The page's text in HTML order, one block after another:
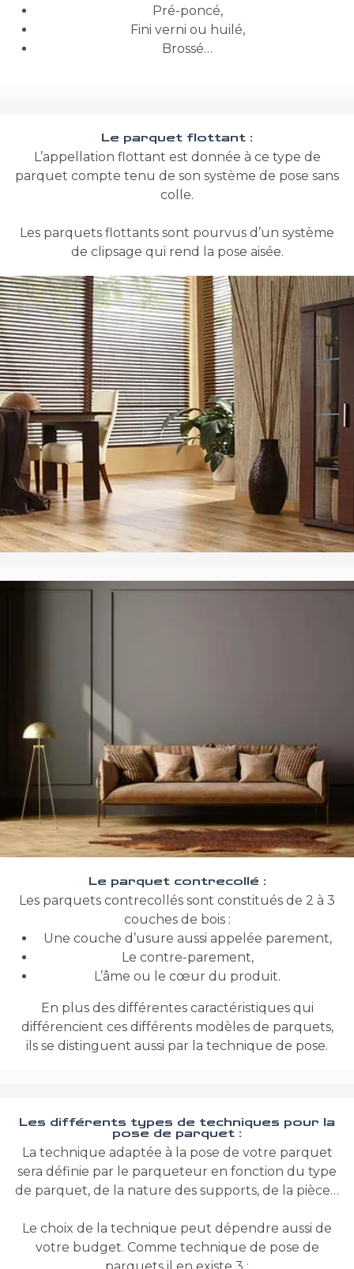
Pré-poncé,
Fini verni ou huilé,
Brossé…
Le parquet flottant :
L’appellation flottant est donnée à ce type de
parquet compte tenu de son système de pose sans
colle.
Les parquets flottants sont pourvus d’un système
de clipsage qui rend la pose aisée.
Le parquet contrecollé :
Les parquets contrecollés sont constitués de 2 à 3
couches de bois :
Une couche d’usure aussi appelée parement,
Le contre-parement,
L’âme ou le cœur du produit.
En plus des différentes caractéristiques qui
différencient ces différents modèles de parquets,
ils se distinguent aussi par la technique de pose.
Les différents types de techniques pour la
pose de parquet :
La technique adaptée à la pose de votre parquet
sera définie par le parqueteur en fonction du type
de parquet, de la nature des supports, de la pièce…
Le choix de la technique peut dépendre aussi de
votre budget. Comme technique de pose de
parquets il en existe 3 :